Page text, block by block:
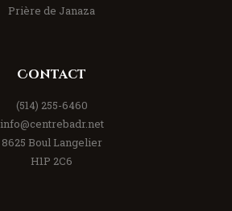
Prière de Janaza
Contact
(514) 255-6460
info@centrebadr.net
8625 Boul Langelier
H1P 2C6